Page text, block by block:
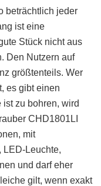
beträchtlich jeder
ist eine
Stück nicht aus
Den Nutzern auf
größtenteils. Wer
es gibt einen
zu bohren, wird
CHD1801LI
mit
LED-Leuchte,
und darf eher
gilt, wenn exakt